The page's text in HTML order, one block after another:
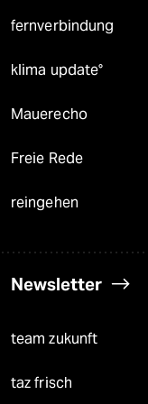
fernverbindung
klima update°
Mauerecho
Freie Rede
reingehen
Newsletter
team zukunft
taz frisch